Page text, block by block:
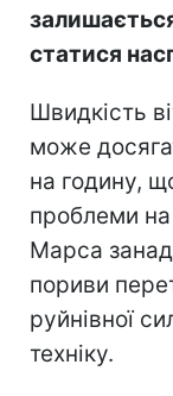
статися
Швидкість
може
на годину,
проблеми
Марса
пориви
руйнівної
техніку.